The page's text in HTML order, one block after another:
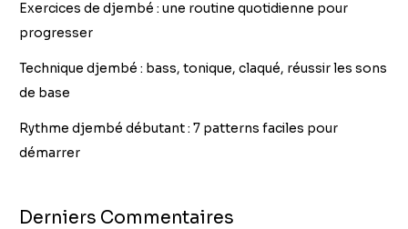
Exercices de djembé : une routine quotidienne pour
progresser
Technique djembé : bass, tonique, claqué, réussir les sons
de base
Rythme djembé débutant : 7 patterns faciles pour
démarrer
Derniers Commentaires